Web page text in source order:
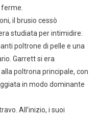
il brusio cessò
studiata per intimidire:
poltrone di pelle e una
Garrett si era
poltrona principale, con
in modo dominante
All’inizio, i suoi